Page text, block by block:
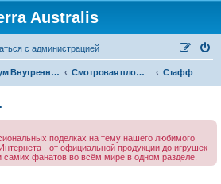
Australis
аться с администрацией
Форум Внутренней Австралии Смотровая площадка Стафф
поделках на тему нашего любимого
- от официальной продукции до игрушек
фанатов во всём мире в одном разделе.